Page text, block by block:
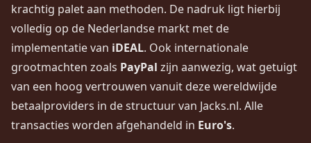
krachtig palet aan methoden. De nadruk ligt hierbij
volledig op de Nederlandse markt met de
implementatie van iDEAL. Ook internationale
grootmachten zoals PayPal zijn aanwezig, wat getuigt
van een hoog vertrouwen vanuit deze wereldwijde
betaalproviders in de structuur van Jacks.nl. Alle
transacties worden afgehandeld in Euro's.